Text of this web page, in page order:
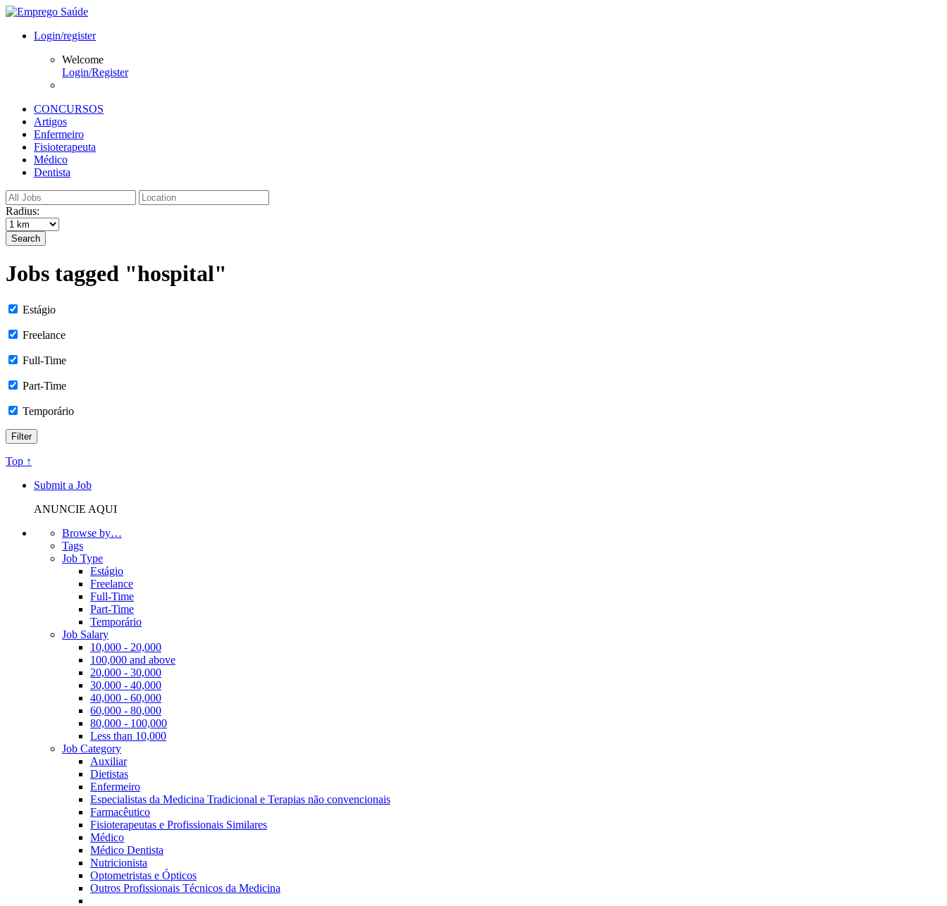
Login/register
Welcome
Login/Register
CONCURSOS
Artigos
Enfermeiro
Fisioterapeuta
Médico
Dentista
Radius:
Search
Jobs tagged "hospital"
Estágio
Freelance
Full-Time
Part-Time
Temporário
Top ↑
Submit a Job
ANUNCIE AQUI
Browse by…
Tags
Job Type
Estágio
Freelance
Full-Time
Part-Time
Temporário
Job Salary
10,000 - 20,000
100,000 and above
20,000 - 30,000
30,000 - 40,000
40,000 - 60,000
60,000 - 80,000
80,000 - 100,000
Less than 10,000
Job Category
Auxiliar
Dietistas
Enfermeiro
Especialistas da Medicina Tradicional e Terapias não convencionais
Farmacêutico
Fisioterapeutas e Profissionais Similares
Médico
Médico Dentista
Nutricionista
Optometristas e Ópticos
Outros Profissionais Técnicos da Medicina